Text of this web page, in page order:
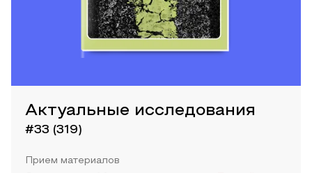
Актуальные исследования
#33 (319)
Прием материалов